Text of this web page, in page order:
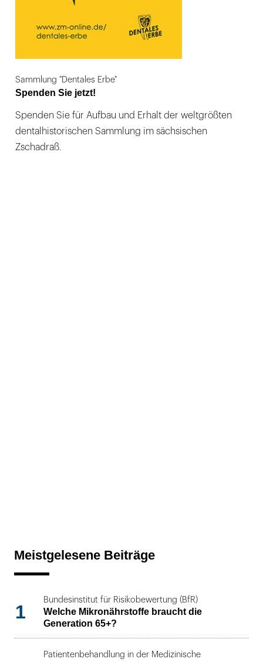
Sammlung "Dentales Erbe"
Spenden Sie jetzt!
Spenden Sie für Aufbau und Erhalt der weltgrößten
dentalhistorischen Sammlung im sächsischen
Zschadraß.
Meistgelesene Beiträge
1
Bundesinstitut für Risikobewertung (BfR)
Welche Mikronährstoffe braucht die
Generation 65+?
Patientenbehandlung in der Medizinische